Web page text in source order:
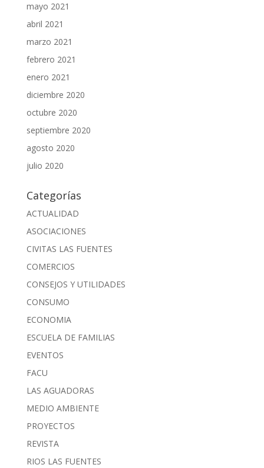
mayo 2021
abril 2021
marzo 2021
febrero 2021
enero 2021
diciembre 2020
octubre 2020
septiembre 2020
agosto 2020
julio 2020
Categorías
ACTUALIDAD
ASOCIACIONES
CIVITAS LAS FUENTES
COMERCIOS
CONSEJOS Y UTILIDADES
CONSUMO
ECONOMIA
ESCUELA DE FAMILIAS
EVENTOS
FACU
LAS AGUADORAS
MEDIO AMBIENTE
PROYECTOS
REVISTA
RIOS LAS FUENTES